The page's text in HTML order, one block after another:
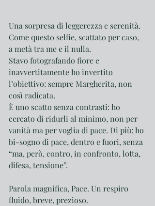
Una sorpresa di leggerezza e serenità.
Come questo selfie, scattato per caso,
a metà tra me e il nulla.
Stavo fotografando fiore e
inavvertitamente ho invertito
l’obiettivo: sempre Margherita, non
così radicata.
È uno scatto senza contrasti: ho
cercato di ridurli al minimo, non per
vanità ma per voglia di pace. Di più: ho
bi-sogno di pace, dentro e fuori, senza
“ma, però, contro, in confronto, lotta,
difesa, tensione”.
Parola magnifica, Pace. Un respiro
fluido, breve, prezioso.